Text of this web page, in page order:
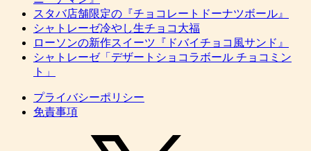
チョコレート専門家。年間2,000種類以上を実食し、コンビ
ニチョコから高級チョコまで幅広く紹介。 メディア出演や
セミナー、イベントを通してチョコレートの魅力を発信して
いる。
最近の投稿
ファミリーマートの『ミルクとホワイトチョコのクイ
スタバ店舗限定の『チョコレートドーナツボール』